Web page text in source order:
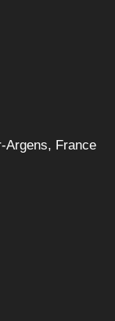
Argens, France